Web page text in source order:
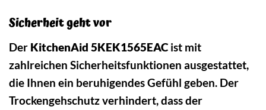
Sicherheit geht vor
Der KitchenAid 5KEK1565EACist mit
zahlreichen Sicherheitsfunktionen ausgestattet,
die Ihnen ein beruhigendes Gefühl geben. Der
Trockengehschutz verhindert, dass der